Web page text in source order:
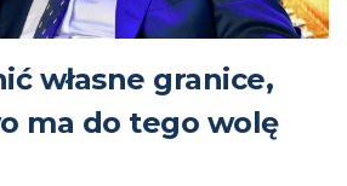
własne granice,
ma do tego wolę